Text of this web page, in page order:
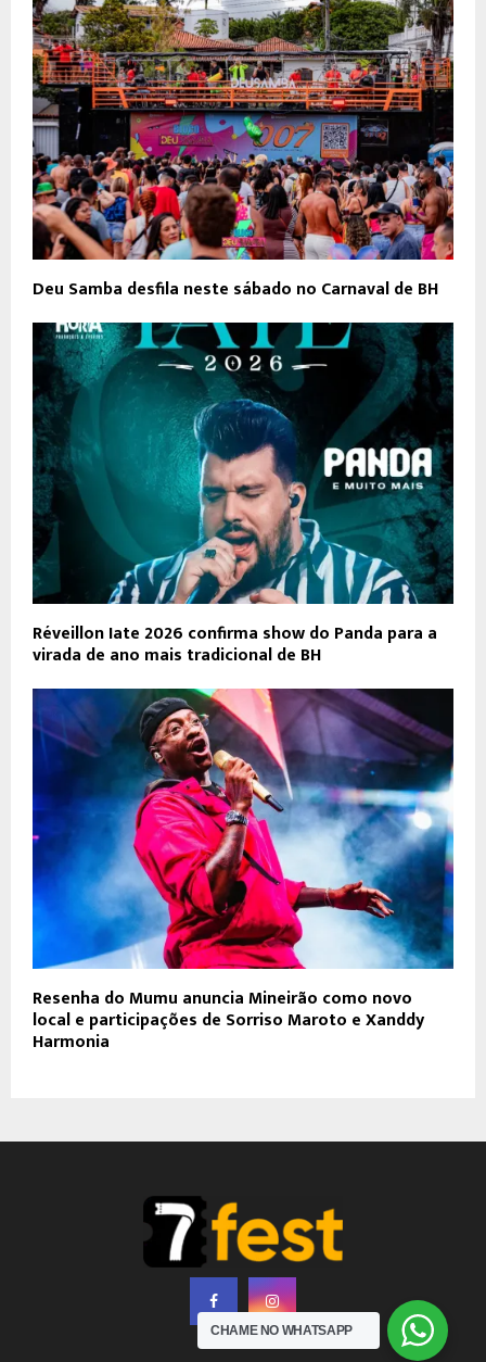
Deu Samba desfila neste sábado no Carnaval de BH
Réveillon Iate 2026 confirma show do Panda para a
virada de ano mais tradicional de BH
Resenha do Mumu anuncia Mineirão como novo
local e participações de Sorriso Maroto e Xanddy
Harmonia
CHAME NO WHATSAPP